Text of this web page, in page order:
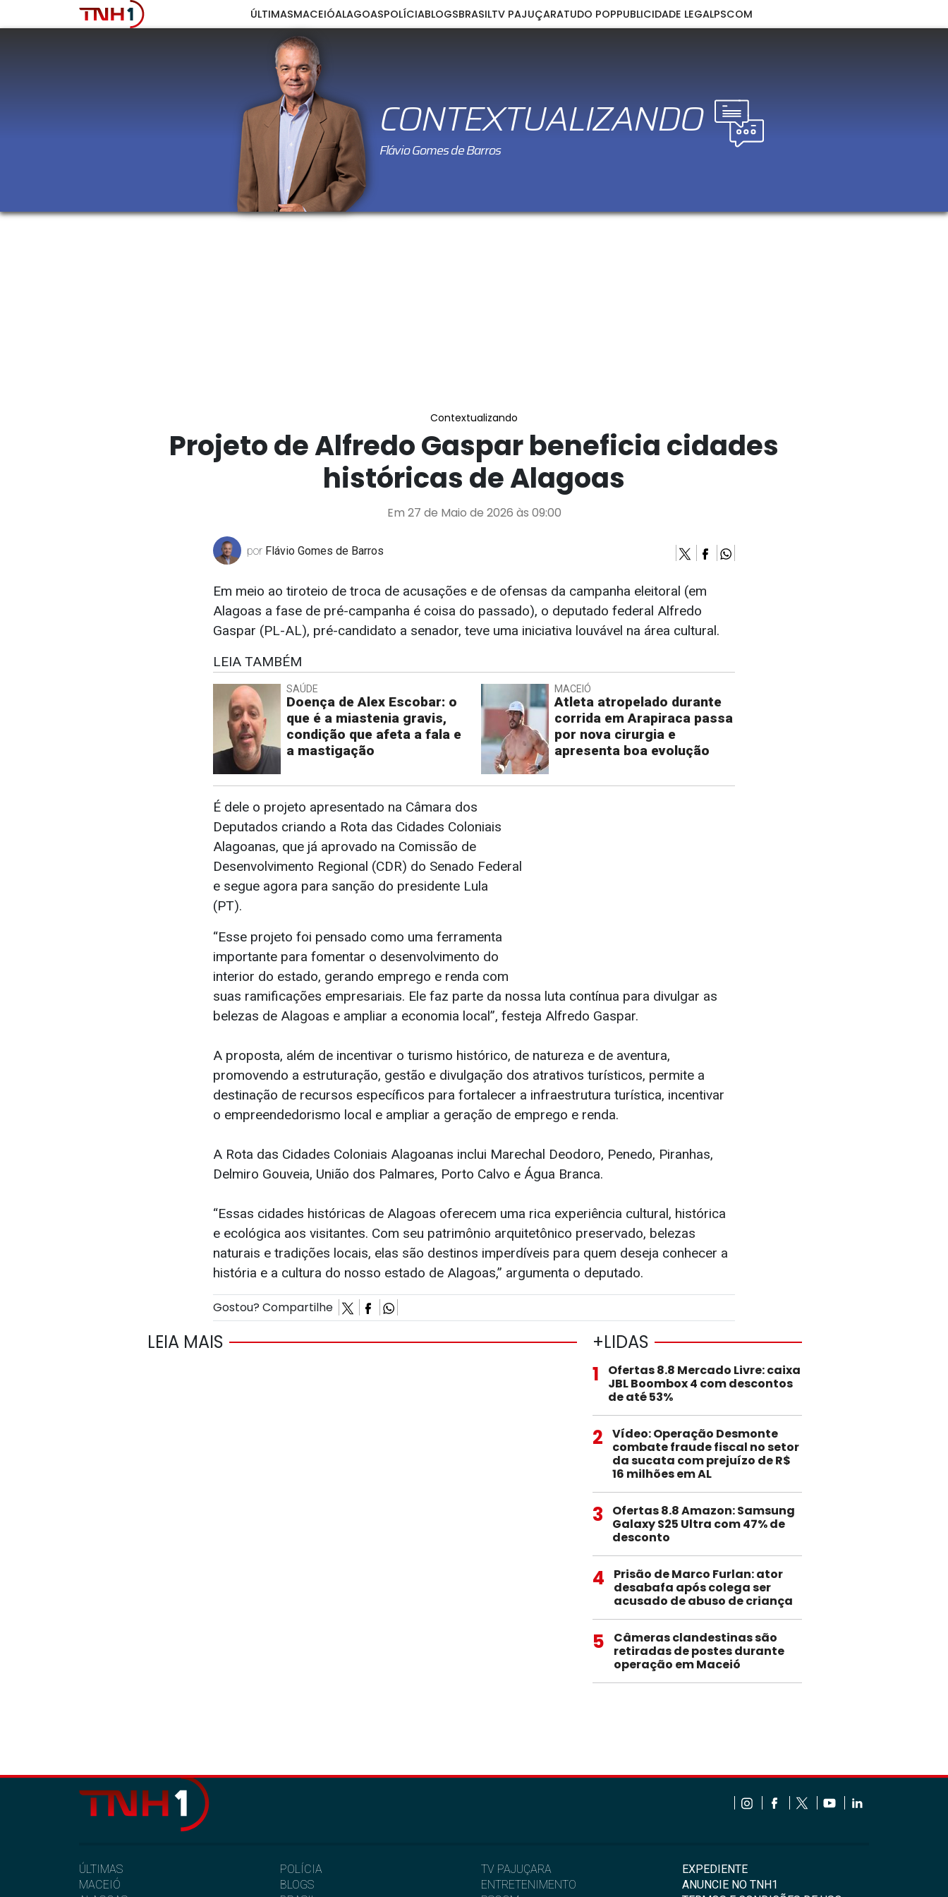
ÚLTIMASMACEIÓALAGOASPOLÍCIABLOGSBRASILTV PAJUÇARATUDO POPPUBLICIDADE LEGALPSCOM
CONTEXTUALIZANDO
Contextualizando
Projeto de Alfredo Gaspar beneficia cidades
históricas de Alagoas
Em 27 de Maio de 2026 às 09:00
por Flávio Gomes de Barros
Em meio ao tiroteio de troca de acusações e de ofensas da campanha eleitoral (em
Alagoas a fase de pré-campanha é coisa do passado), o deputado federal Alfredo
Gaspar (PL-AL), pré-candidato a senador, teve uma iniciativa louvável na área cultural.
LEIA TAMBÉM
SAÚDE
Doença de Alex Escobar: o
que é a miastenia gravis,
condição que afeta a fala e
a mastigação
MACEIÓ
Atleta atropelado durante
corrida em Arapiraca passa
por nova cirurgia e
apresenta boa evolução
É dele o projeto apresentado na Câmara dos
Deputados criando a Rota das Cidades Coloniais
Alagoanas, que já aprovado na Comissão de
Desenvolvimento Regional (CDR) do Senado Federal
e segue agora para sanção do presidente Lula
(PT).
“Esse projeto foi pensado como uma ferramenta
importante para fomentar o desenvolvimento do
interior do estado, gerando emprego e renda com
suas ramificações empresariais. Ele faz parte da nossa luta contínua para divulgar as
belezas de Alagoas e ampliar a economia local”, festeja Alfredo Gaspar.
A proposta, além de incentivar o turismo histórico, de natureza e de aventura,
promovendo a estruturação, gestão e divulgação dos atrativos turísticos, permite a
destinação de recursos específicos para fortalecer a infraestrutura turística, incentivar
o empreendedorismo local e ampliar a geração de emprego e renda.
A Rota das Cidades Coloniais Alagoanas inclui Marechal Deodoro, Penedo, Piranhas,
Delmiro Gouveia, União dos Palmares, Porto Calvo e Água Branca.
“Essas cidades históricas de Alagoas oferecem uma rica experiência cultural, histórica
e ecológica aos visitantes. Com seu patrimônio arquitetônico preservado, belezas
naturais e tradições locais, elas são destinos imperdíveis para quem deseja conhecer a
história e a cultura do nosso estado de Alagoas,” argumenta o deputado.
Gostou? Compartilhe
LEIA MAIS +LIDAS
1
Ofertas 8.8 Mercado Livre: caixa
JBL Boombox 4 com descontos
de até 53%
2
Vídeo: Operação Desmonte
combate fraude fiscal no setor
da sucata com prejuízo de R$
16 milhões em AL
3
Ofertas 8.8 Amazon: Samsung
Galaxy S25 Ultra com 47% de
desconto
4
Prisão de Marco Furlan: ator
desabafa após colega ser
acusado de abuso de criança
5
Câmeras clandestinas são
retiradas de postes durante
operação em Maceió
ÚLTIMAS
MACEIÓ
POLÍCIA
BLOGS
TV PAJUÇARA
ENTRETENIMENTO
EXPEDIENTE
ANUNCIE NO TNH1